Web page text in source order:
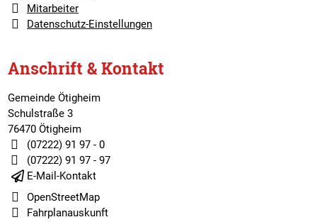
Mitarbeiter
Datenschutz-Einstellungen
Anschrift & Kontakt
Gemeinde Ötigheim
Schulstraße 3
76470 Ötigheim
(07222) 91 97 - 0
(07222) 91 97 - 97
E-Mail-Kontakt
OpenStreetMap
Fahrplanauskunft